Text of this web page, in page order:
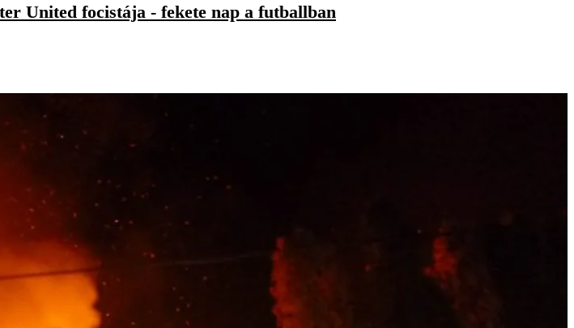
United focistája - fekete nap a futballban